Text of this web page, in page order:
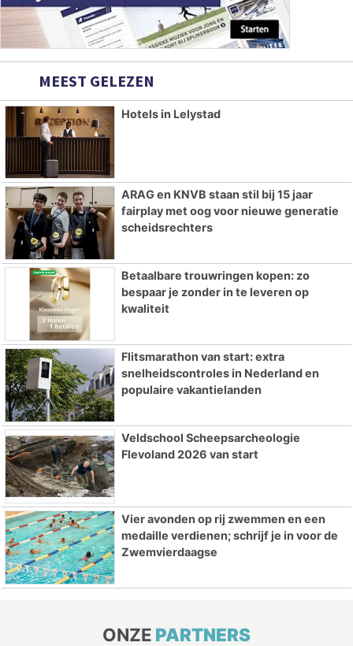
MEEST GELEZEN
Hotels in Lelystad
ARAG en KNVB staan stil bij 15 jaar
fairplay met oog voor nieuwe generatie
scheidsrechters
Betaalbare trouwringen kopen: zo
bespaar je zonder in te leveren op
kwaliteit
Flitsmarathon van start: extra
snelheidscontroles in Nederland en
populaire vakantielanden
Veldschool Scheepsarcheologie
Flevoland 2026 van start
Vier avonden op rij zwemmen en een
medaille verdienen; schrijf je in voor de
Zwemvierdaagse
ONZE PARTNERS